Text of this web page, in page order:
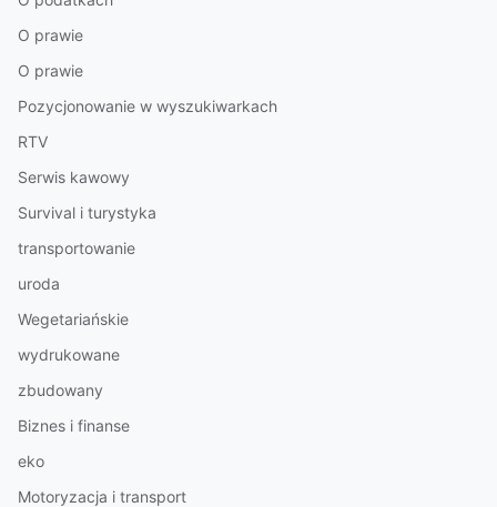
O prawie
O prawie
Pozycjonowanie w wyszukiwarkach
RTV
Serwis kawowy
Survival i turystyka
transportowanie
uroda
Wegetariańskie
wydrukowane
zbudowany
Biznes i finanse
eko
Motoryzacja i transport